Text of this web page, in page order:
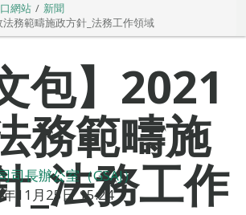
網站
新聞
法務範疇施政方針_法務工作領域
包】2021
務範疇施
_法務工作
司長辦公室（GSAJ）
11月25日 15:24